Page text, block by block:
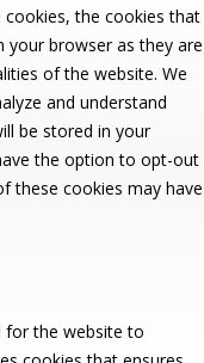
the cookies that
your browser as they are
of the website. We
and understand
be stored in your
the option to opt-out
these cookies may have
for the website to